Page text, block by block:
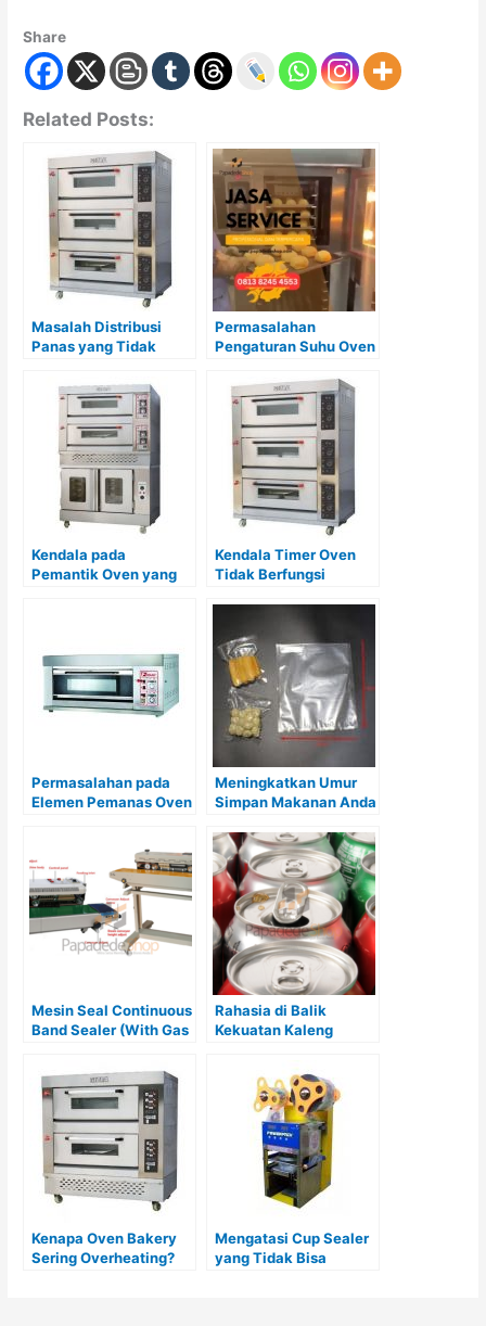
Share
Related Posts:
Masalah Distribusi
Panas yang Tidak
Permasalahan
Pengaturan Suhu Oven
Cara Mengatasinya
Kendala pada
Pemantik Oven yang
Kendala Timer Oven
Tidak Berfungsi
dan Solusinya
Permasalahan pada
Elemen Pemanas Oven
Meningkatkan Umur
Simpan Makanan Anda
Vacuum
Mesin Seal Continuous
Band Sealer (With Gas
DBF-1000ANF
Rahasia di Balik
Kekuatan Kaleng
Nitrogen Cair?
Kenapa Oven Bakery
Sering Overheating?
Mengatasi Cup Sealer
yang Tidak Bisa